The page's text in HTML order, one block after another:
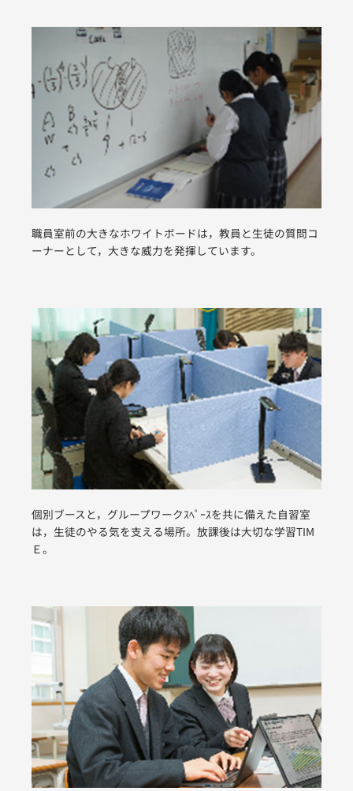
職員室前の大きなホワイトボードは，教員と生徒の質問コ
ーナーとして，大きな威力を発揮しています。
個別ブースと，グループワークｽﾍﾟｰｽを共に備えた自習室
は，生徒のやる気を支える場所。放課後は大切な学習TIM
Ｅ。